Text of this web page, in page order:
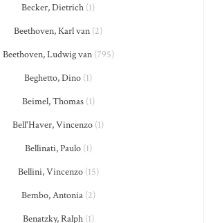
Becker, Dietrich (1)
Beethoven, Karl van (2)
Beethoven, Ludwig van(795)
Beghetto, Dino (1)
Beimel, Thomas(1)
Bell'Haver, Vincenzo (1)
Bellinati, Paulo(1)
Bellini, Vincenzo(15)
Bembo, Antonia(2)
Benatzky, Ralph(1)